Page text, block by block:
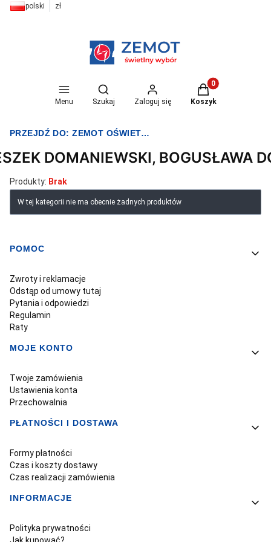
polski zł
Menu
Otwórz wyszukiwarkę
Szukaj Zaloguj się
Produkty w
Koszyk
PRZEJDŹ DO:ZEMOT OŚWIETLENIE I ELEKTRYKA
DOMANIEWSKI, BOGUSŁAWA
Produkty: Brak
Lista produktów
W tej kategorii nie ma obecnie żadnych produktów
Linki w stopce
POMOC
Zwroty i reklamacje
Odstąp od umowy tutaj
Pytania i odpowiedzi
Regulamin
Raty
MOJE KONTO
Twoje zamówienia
Ustawienia konta
Przechowalnia
PŁATNOŚCI I DOSTAWA
Formy płatności
Czas i koszty dostawy
Czas realizacji zamówienia
INFORMACJE
Polityka prywatności